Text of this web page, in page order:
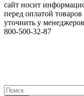
сайт носит
перед оплатой
уточнить у
800-500-32-87